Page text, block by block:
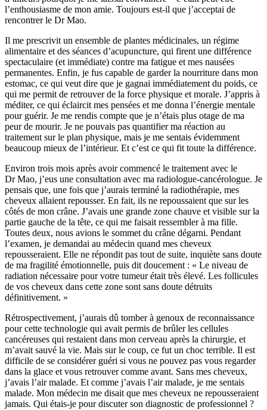
l’enthousiasme de mon amie. Toujours est-il que j’acceptai de
rencontrer le Dr Mao.
Il me prescrivit un ensemble de plantes médicinales, un régime
alimentaire et des séances d’acupuncture, qui firent une différence
spectaculaire (et immédiate) contre ma fatigue et mes nausées
permanentes. Enfin, je fus capable de garder la nourriture dans mon
estomac, ce qui veut dire que je gagnai immédiatement du poids, ce
qui me permit de retrouver de la force physique et morale. J’appris à
méditer, ce qui éclaircit mes pensées et me donna l’énergie mentale
pour guérir. Je me rendis compte que je n’étais plus otage de ma
peur de mourir. Je ne pouvais pas quantifier ma réaction au
traitement sur le plan physique, mais je me sentais évidemment
beaucoup mieux de l’intérieur. Et c’est ce qui fit toute la différence.
Environ trois mois après avoir commencé le traitement avec le
Dr Mao, j’eus une consultation avec ma radiologue-cancérologue. Je
pensais que, une fois que j’aurais terminé la radiothérapie, mes
cheveux allaient repousser. En fait, ils ne repoussaient que sur les
côtés de mon crâne. J’avais une grande zone chauve et visible sur la
partie gauche de la tête, ce qui me faisait ressembler à ma fille.
Toutes deux, nous avions le sommet du crâne dégarni. Pendant
l’examen, je demandai au médecin quand mes cheveux
repousseraient. Elle ne répondit pas tout de suite, inquiète sans doute
de ma fragilité émotionnelle, puis dit doucement : « Le niveau de
radiation nécessaire pour votre tumeur était très élevé. Les follicules
de vos cheveux dans cette zone sont sans doute détruits
définitivement. »
Rétrospectivement, j’aurais dû tomber à genoux de reconnaissance
pour cette technologie qui avait permis de brûler les cellules
cancéreuses qui restaient dans mon cerveau après la chirurgie, et
m’avait sauvé la vie. Mais sur le coup, ce fut un choc terrible. Il est
difficile de se considérer guéri si vous ne pouvez pas vous regarder
dans la glace et vous retrouver comme avant. Sans mes cheveux,
j’avais l’air malade. Et comme j’avais l’air malade, je me sentais
malade. Mon médecin me disait que mes cheveux ne repousseraient
jamais. Qui étais-je pour discuter son diagnostic de professionnel ?